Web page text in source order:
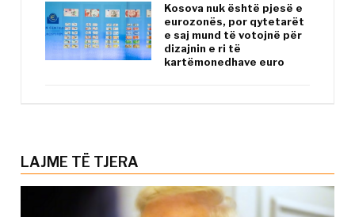
Kosova nuk është pjesë e
eurozonës, por qytetarët
e saj mund të votojnë për
dizajnin e ri të
kartëmonedhave euro
LAJME TË TJERA